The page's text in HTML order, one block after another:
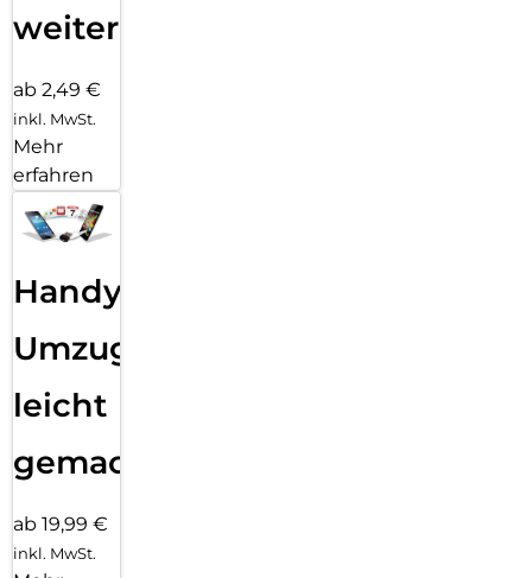
weiter
ab 2,49 €
inkl. MwSt.
Mehr
erfahren
Handy
Umzug
leicht
gemacht!
ab 19,99 €
inkl. MwSt.